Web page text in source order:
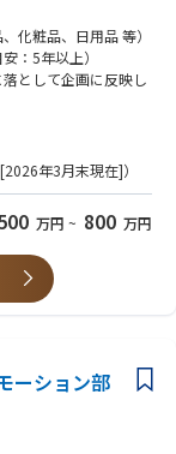
、マーケティングKP
と協働し、工業化ま
ング）
化粧品、日用品 等）
：5年以上）
として企画に反映し
示唆抽出の経験
の理解）
（FMCG）領域での
り）の一連の経験
等）の経験
年3月末現在]）
万円 ~ 800 万円
ーション部